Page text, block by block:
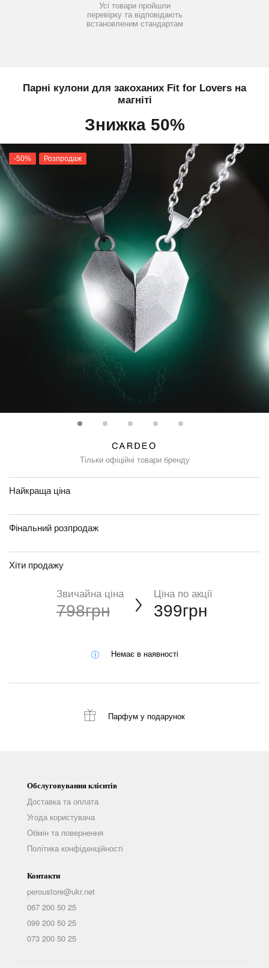
Усі товари пройшли
перевірку та відповідають
встановленим стандартам
Парні кулони для закоханих Fit for Lovers на
магніті
Знижка 50%
-50% Розпродаж
Тільки офіційні товари бренду
Найкраща ціна
Фінальний розпродаж
Хіти продажу
Звичайна ціна
798грн
Ціна по акції
399грн
Немає в наявності
Парфум у подарунок
Обслуговування клієнтів
Доставка та оплата
Угода користувача
Обмін та повернення
Політика конфіденційності
Контакти
peroustore@ukr.net
067 200 50 25
099 200 50 25
073 200 50 25